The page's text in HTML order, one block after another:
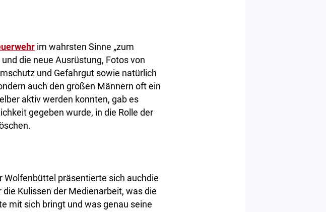
im wahrsten Sinne „zum
die neue Ausrüstung, Fotos von
und Gefahrgut sowie natürlich
auch den großen Männern oft ein
aktiv werden konnten, gab es
gegeben wurde, in die Rolle der
Wolfenbüttel präsentierte sich auchdie
Kulissen der Medienarbeit, was die
mit sich bringt und was genau seine